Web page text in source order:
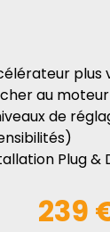
plus
au moteur
de
Plug &
239